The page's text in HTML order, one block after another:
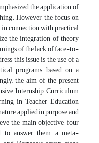
the application of
However, the focus on
connection with practical
the integration of theory
of the lack of face-to-
this issue is the use of a
programs based on a
the aim of the present
Internship Curriculum
in Teacher Education
applied in purpose, and
the main objective, four
to answer them, a meta-